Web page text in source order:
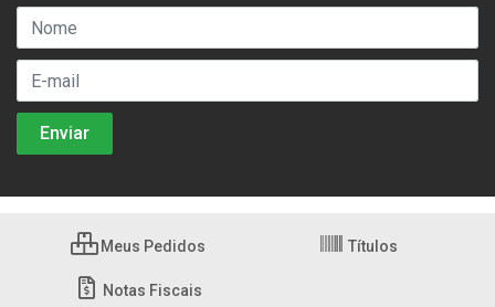
Meus Pedidos Títulos
Notas Fiscais